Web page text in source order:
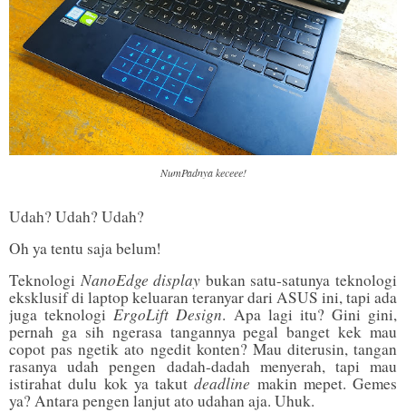
NumPadnya keceee!
Udah? Udah? Udah?
Oh ya tentu saja belum!
Teknologi NanoEdge display bukan satu-satunya teknologi
eksklusif di laptop keluaran teranyar dari ASUS ini, tapi ada
juga teknologiErgoLift Design. Apa lagi itu? Gini gini,
pernah ga sih ngerasa tangannya pegal banget kek mau
copot pas ngetik ato ngedit konten? Mau diterusin, tangan
rasanya udah pengen dadah-dadah menyerah, tapi mau
istirahat dulu kok ya takutdeadline makin mepet. Gemes
ya? Antara pengen lanjut ato udahan aja. Uhuk.